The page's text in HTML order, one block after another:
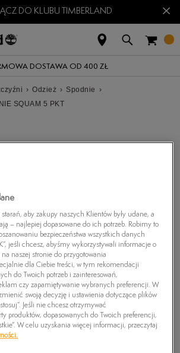
DO KLUBU TIMBERLAND ×
DOSTAWA OD 400 ZŁ
› Odzież › Spodnie ›
SQUAM 5 PKT
aby zakupy naszych Klientów były udane, a
– najlepiej dopasowane do ich potrzeb. Robimy to
bezpieczeństwa wszystkich danych
jeśli chcesz, abyśmy wykorzystywali informacje o
na naszej stronie do przygotowania
dla Ciebie treści, w tym rekomendacji
do Twoich potrzeb i zainteresowań,
czy zapamiętywanie wybranych preferencji. W
swoją decyzję i ustawienia dotyczące plików
Jeśli nie chcesz otrzymywać
produktów, dopasowanych do Twoich preferencji,
W celu uzyskania więcej informacji, przeczytaj